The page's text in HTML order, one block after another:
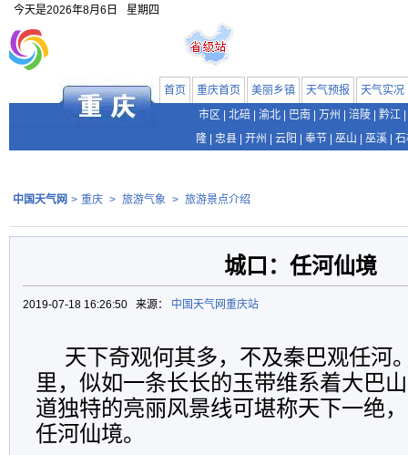
今天是2026年8月6日 星期四
首页 重庆首页 美丽乡镇 天气预报
天气实况
市区
北碚 渝北 巴南 万州 涪陵 黔江
隆
忠县 开州 云阳 奉节 巫山 巫溪
中国天气网 > 重庆 > 旅游气象 > 旅游景点介绍
城口：任河仙境
2019-07-18 16:26:50 来源： 中国天气网重庆站
天下奇观何其多，不及秦巴观任河
里，似如一条长长的玉带维系着大巴
道独特的亮丽风景线可堪称天下一绝
任河仙境。